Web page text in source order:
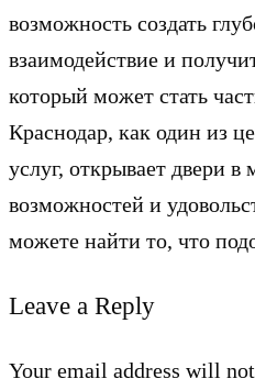
возможность создать
взаимодействие и
который может стать
Краснодар, как один из
услуг, открывает двери
возможностей и
можете найти то, что
Leave a Reply
Your email address will